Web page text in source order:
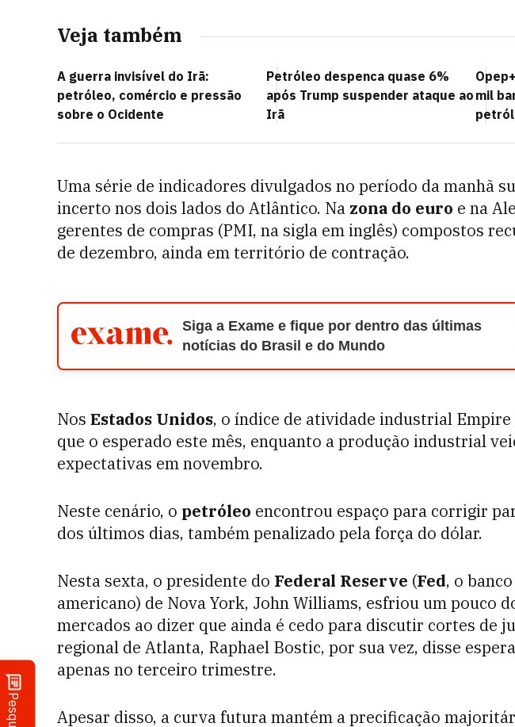
Veja também
A guerra invisível do Irã:
petróleo, comércio e pressão
sobre o Ocidente
Petróleo despenca quase 6%
após Trump suspender ataque ao
Irã
mil
Uma série de indicadores divulgados no período da manhã
incerto nos dois lados do Atlântico. Na zona do euro e na
gerentes de compras (PMI, na sigla em inglês) compostos
de dezembro, ainda em território de contração.
Siga a Exame e fique por dentro das últimas
notícias do Brasil e do Mundo
Nos Estados Unidos, o índice de atividade industrial Empire
que o esperado este mês, enquanto a produção industrial
expectativas em novembro.
Neste cenário, o petróleo encontrou espaço para corrigir
dos últimos dias, também penalizado pela força do dólar.
Nesta sexta, o presidente do Federal Reserve (Fed, o
americano) de Nova York, John Williams, esfriou um pouco
mercados ao dizer que ainda é cedo para discutir cortes de
regional de Atlanta, Raphael Bostic, por sua vez, disse
apenas no terceiro trimestre.
Apesar disso, a curva futura mantém a precificação